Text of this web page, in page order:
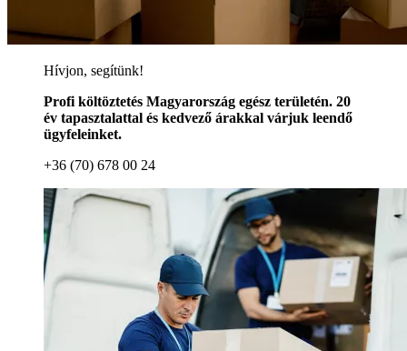
Hívjon, segítünk!
Profi költöztetés Magyarország egész területén. 20
év tapasztalattal és kedvező árakkal várjuk leendő
ügyfeleinket.
+36 (70) 678 00 24